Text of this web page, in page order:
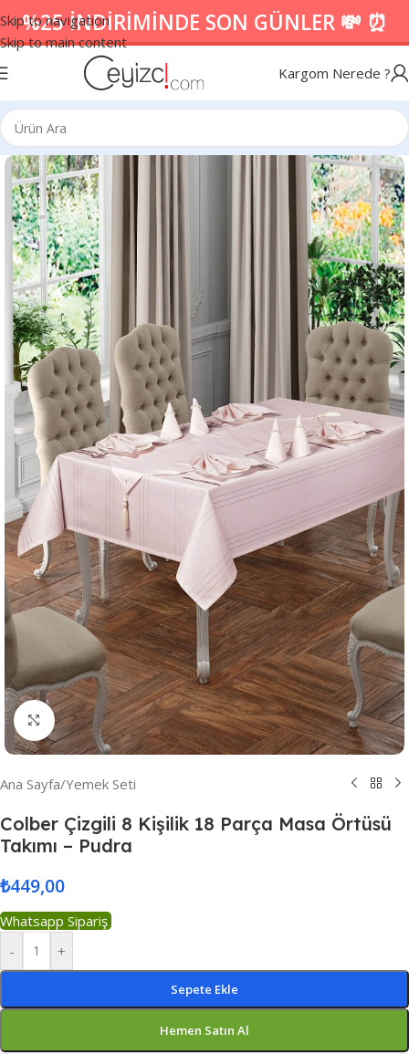
Skip to navigation
Skip to main content
%25 İNDİRİMİNDE SON GÜNLER 💸 ⏰
Kargom Nerede ?
Resmi Büyüt
Ana Sayfa/Yemek Seti
Colber Çizgili 8 Kişilik 18 Parça Masa Örtüsü
Takımı – Pudra
₺449,00
Whatsapp Sipariş
-
+
Sepete Ekle
Hemen Satın Al